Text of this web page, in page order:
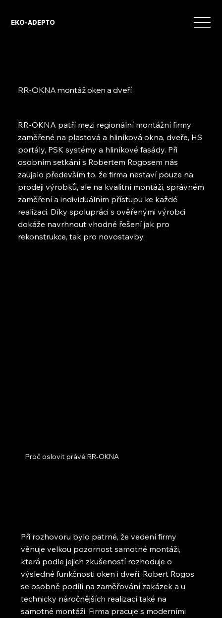
EKO-ADEPTO
RR-OKNA montáž oken a dveří
RR-OKNA patří mezi regionální montážní firmy
zaměřené na plastová a hliníková okna, dveře, HS
portály, PSK systémy a hliníkové fasády. Při
osobním setkání s Robertem Rogosem nás
zaujalo především to, že firma nestaví pouze na
prodeji výrobků, ale na kvalitní montáži, správném
zaměření a individuálním přístupu ke každé
realizaci. Díky spolupráci s ověřenými výrobci
dokáže navrhnout vhodné řešení jak pro
rekonstrukce, tak pro novostavby.
Proč oslovit právě RR-OKNA
Při rozhovoru bylo patrné, že vedení firmy
věnuje velkou pozornost samotné montáži,
která podle jejich zkušeností rozhoduje o
výsledné funkčnosti oken i dveří. Robert Rogos
se osobně podílí na zaměřování zakázek a u
technicky náročnějších realizací také na
samotné montáži. Firma pracuje s moderními